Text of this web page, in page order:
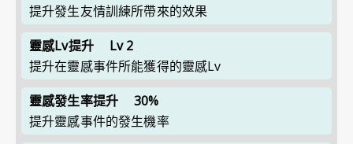
提升發生友情訓練所帶來的效果
靈感Lv提升
Lv 2
提升在靈感事件所能獲得的靈感Lv
靈感發生率提升
30%
提升靈感事件的發生機率